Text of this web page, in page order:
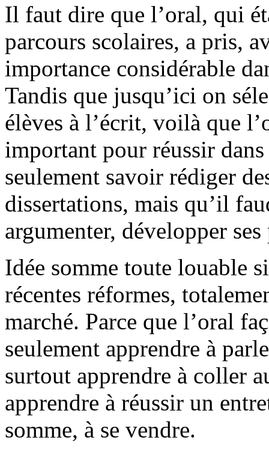
Il faut dire que l’oral, qui
parcours scolaires, a pris,
importance considérable
Tandis que jusqu’ici on
élèves à l’écrit, voilà que
important pour réussir
seulement savoir rédiger
dissertations, mais qu’il
argumenter, développer ses
Idée somme toute louable
récentes réformes,
marché. Parce que l’oral
seulement apprendre à
surtout apprendre à coller
apprendre à réussir un
somme, à se vendre.